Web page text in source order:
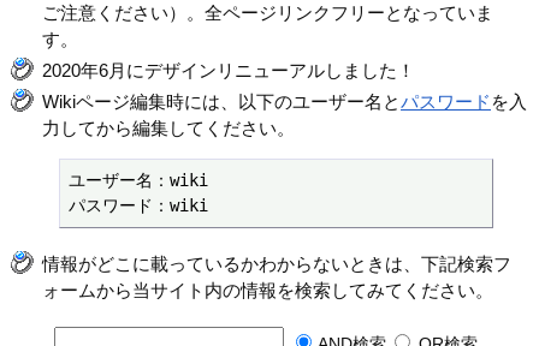
ご注意ください）。全ページリンクフリーとなっていま
す。
2020年6月にデザインリニューアルしました！
Wikiページ編集時には、以下のユーザー名とパスワード を入
力してから編集してください。
ユーザー名：wiki
パスワード：wiki
情報がどこに載っているかわからないときは、下記検索フ
ォームから当サイト内の情報を検索してみてください。